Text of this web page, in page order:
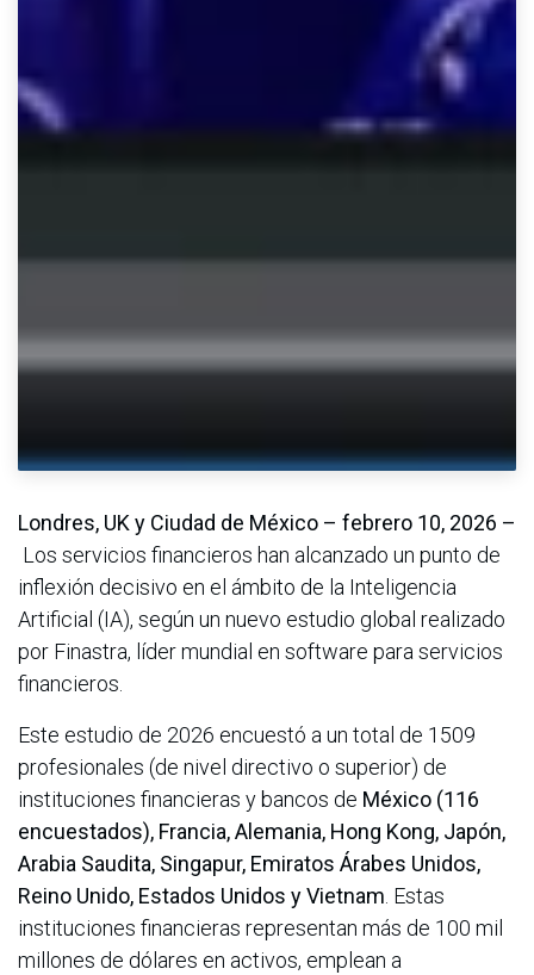
Londres, UK y Ciudad de México – febrero 10, 2026 –
Los servicios financieros han alcanzado un punto de
inflexión decisivo en el ámbito de la Inteligencia
Artificial (IA), según un nuevo estudio global realizado
por Finastra, líder mundial en software para servicios
financieros.
Este estudio de 2026 encuestó a un total de 1509
profesionales (de nivel directivo o superior) de
instituciones financieras y bancos de México (116
encuestados), Francia, Alemania, Hong Kong, Japón,
Arabia Saudita, Singapur, Emiratos Árabes Unidos,
Reino Unido, Estados Unidos y Vietnam. Estas
instituciones financieras representan más de 100 mil
millones de dólares en activos, emplean a